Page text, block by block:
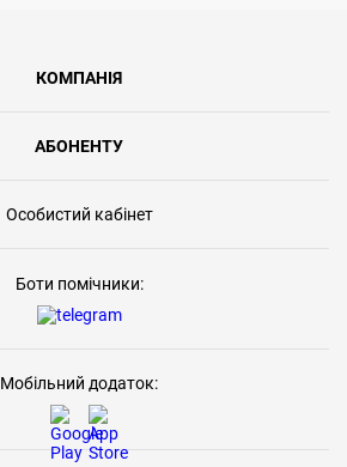
КОМПАНІЯ
АБОНЕНТУ
Особистий кабінет
Боти помічники:
Мобільний додаток: